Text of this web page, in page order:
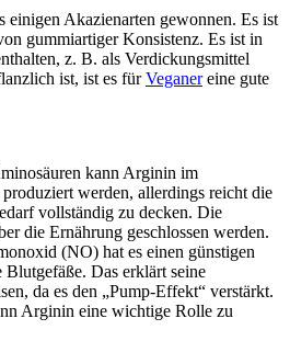
einigen Akazienarten gewonnen. Es ist
gummiartiger Konsistenz. Es ist in
z. B. als Verdickungsmittel
ist, ist es fürVeganereine gute
kann Arginin im
werden, allerdings reicht die
vollständig zu decken. Die
die Ernährung geschlossen werden.
(NO) hat es einen günstigen
Das erklärt seine
da es den „Pump-Effekt“ verstärkt.
Arginin eine wichtige Rolle zu